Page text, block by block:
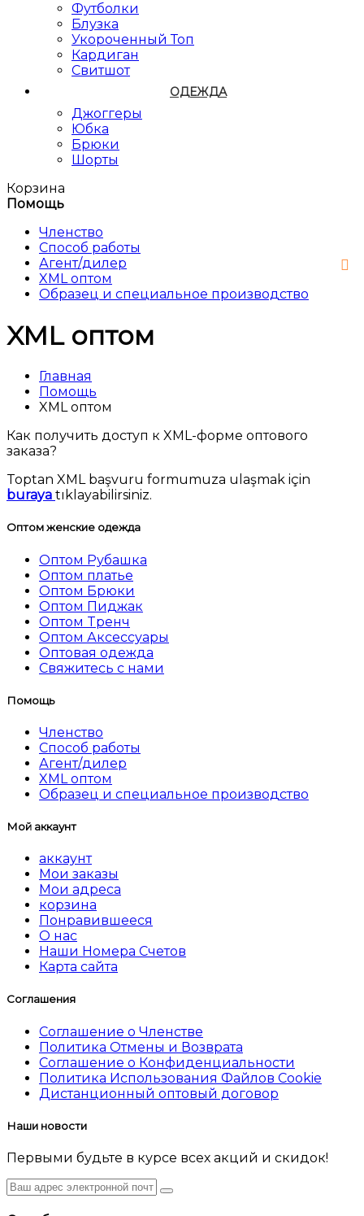
Футболки
Блузка
Укороченный Топ
Кардиган
Свитшот
ОДЕЖДА
Джоггеры
Юбка
Брюки
Шорты
Корзина
Помощь
Членство
Способ работы
Агент/дилер
XML оптом
Образец и специальное производство
XML оптом
Главная
Помощь
XML оптом
Как получить доступ к XML-форме оптового
заказа?
Toptan XML başvuru formumuza ulaşmak için
buraya tıklayabilirsiniz.
Оптом женские одежда
Оптом Рубашка
Оптом платье
Оптом Брюки
Оптом Пиджак
Оптом Tренч
Оптом Аксессуары
Оптовая одежда
Свяжитесь с нами
Помощь
Членство
Способ работы
Агент/дилер
XML оптом
Образец и специальное производство
Мой аккаунт
аккаунт
Мои заказы
Мои адреса
корзина
Понравившееся
О нас
Наши Номера Счетов
Карта сайта
Соглашения
Соглашение о Членстве
Политика Отмены и Возврата
Соглашение о Конфиденциальности
Политика Использования Файлов Cookie
Дистанционный оптовый договор
Наши новости
Первыми будьте в курсе всех акций и скидок!